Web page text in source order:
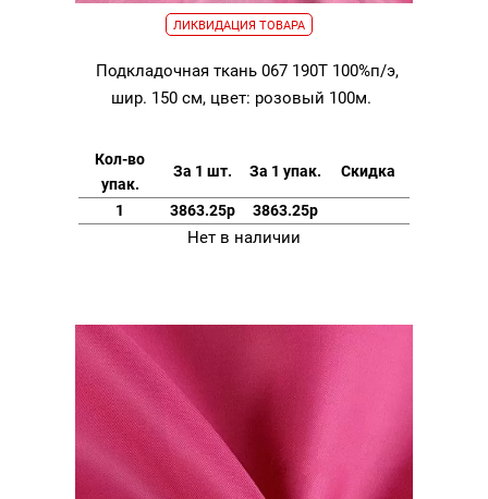
ЛИКВИДАЦИЯ ТОВАРА
Подкладочная ткань 067 190Т 100%п/э,
шир. 150 см, цвет: розовый 100м.
Кол-во
упак.
За 1 шт. За 1 упак. Скидка
1 3863.25р 3863.25р
Нет в наличии